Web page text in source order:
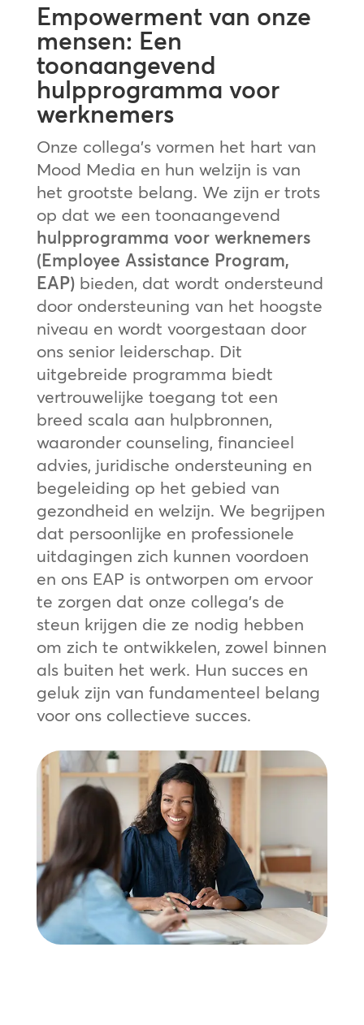
Empowerment van onze
mensen: Een
toonaangevend
hulpprogramma voor
werknemers
Onze collega’s vormen het hart van
Mood Media en hun welzijn is van
het grootste belang. We zijn er trots
op dat we een toonaangevend
hulpprogramma voor werknemers
(Employee Assistance Program,
EAP)bieden, dat wordt ondersteund
door ondersteuning van het hoogste
niveau en wordt voorgestaan door
ons senior leiderschap. Dit
uitgebreide programma biedt
vertrouwelijke toegang tot een
breed scala aan hulpbronnen,
waaronder counseling, financieel
advies, juridische ondersteuning en
begeleiding op het gebied van
gezondheid en welzijn. We begrijpen
dat persoonlijke en professionele
uitdagingen zich kunnen voordoen
en ons EAP is ontworpen om ervoor
te zorgen dat onze collega’s de
steun krijgen die ze nodig hebben
om zich te ontwikkelen, zowel binnen
als buiten het werk. Hun succes en
geluk zijn van fundamenteel belang
voor ons collectieve succes.